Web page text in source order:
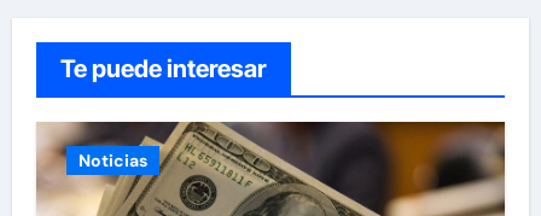
Te puede interesar
Noticias